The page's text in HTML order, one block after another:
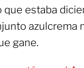
que estaba
azulcrema
gane.